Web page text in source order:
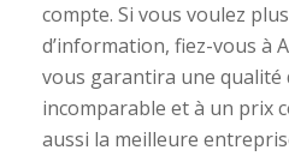
compte. Si vous voulez
d’information, fiez-vous à
vous garantira une qualité
incomparable et à un prix
aussi la meilleure